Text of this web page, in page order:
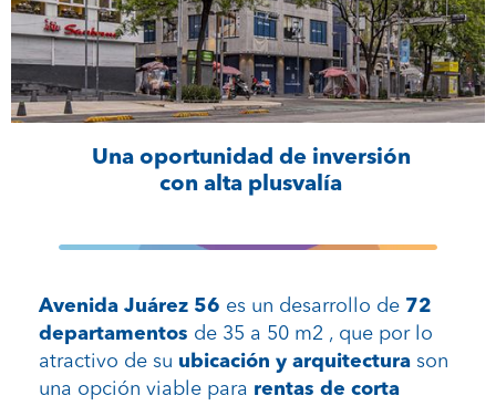
Una oportunidad de inversión
con alta plusvalía
Avenida Juárez 56 es un desarrollo de 72
departamentos de 35 a 50 m2 , que por lo
atractivo de su ubicación y arquitectura son
una opción viable para rentas de corta